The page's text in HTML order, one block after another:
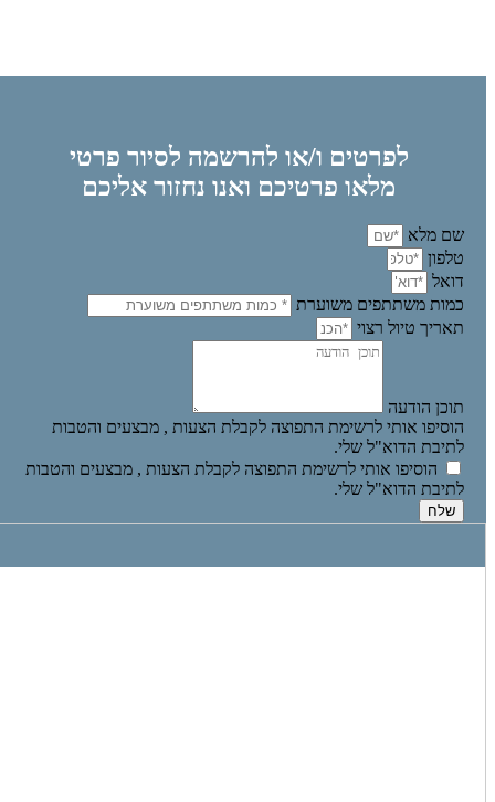
לפרטים ו/או להרשמה לסיור פרטי
מלאו פרטיכם ואנו נחזור אליכם
שם מלא
טלפון
דואל
כמות משתתפים משוערת
תאריך טיול רצוי
תוכן הודעה
הוסיפו אותי לרשימת התפוצה לקבלת הצעות , מבצעים והטבות
לתיבת הדוא"ל שלי.
הוסיפו אותי לרשימת התפוצה לקבלת הצעות , מבצעים והטבות
לתיבת הדוא"ל שלי.
שלח